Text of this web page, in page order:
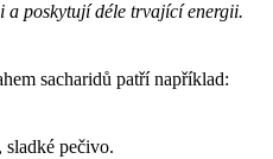
a poskytují déle trvající energii.
sacharidů patří například:
pečivo.